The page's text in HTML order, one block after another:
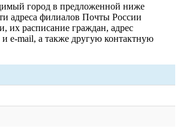
город в предложенной ниже
адреса филиалов Почты России
их расписание граждан, адрес
e-mail, а также другую контактную